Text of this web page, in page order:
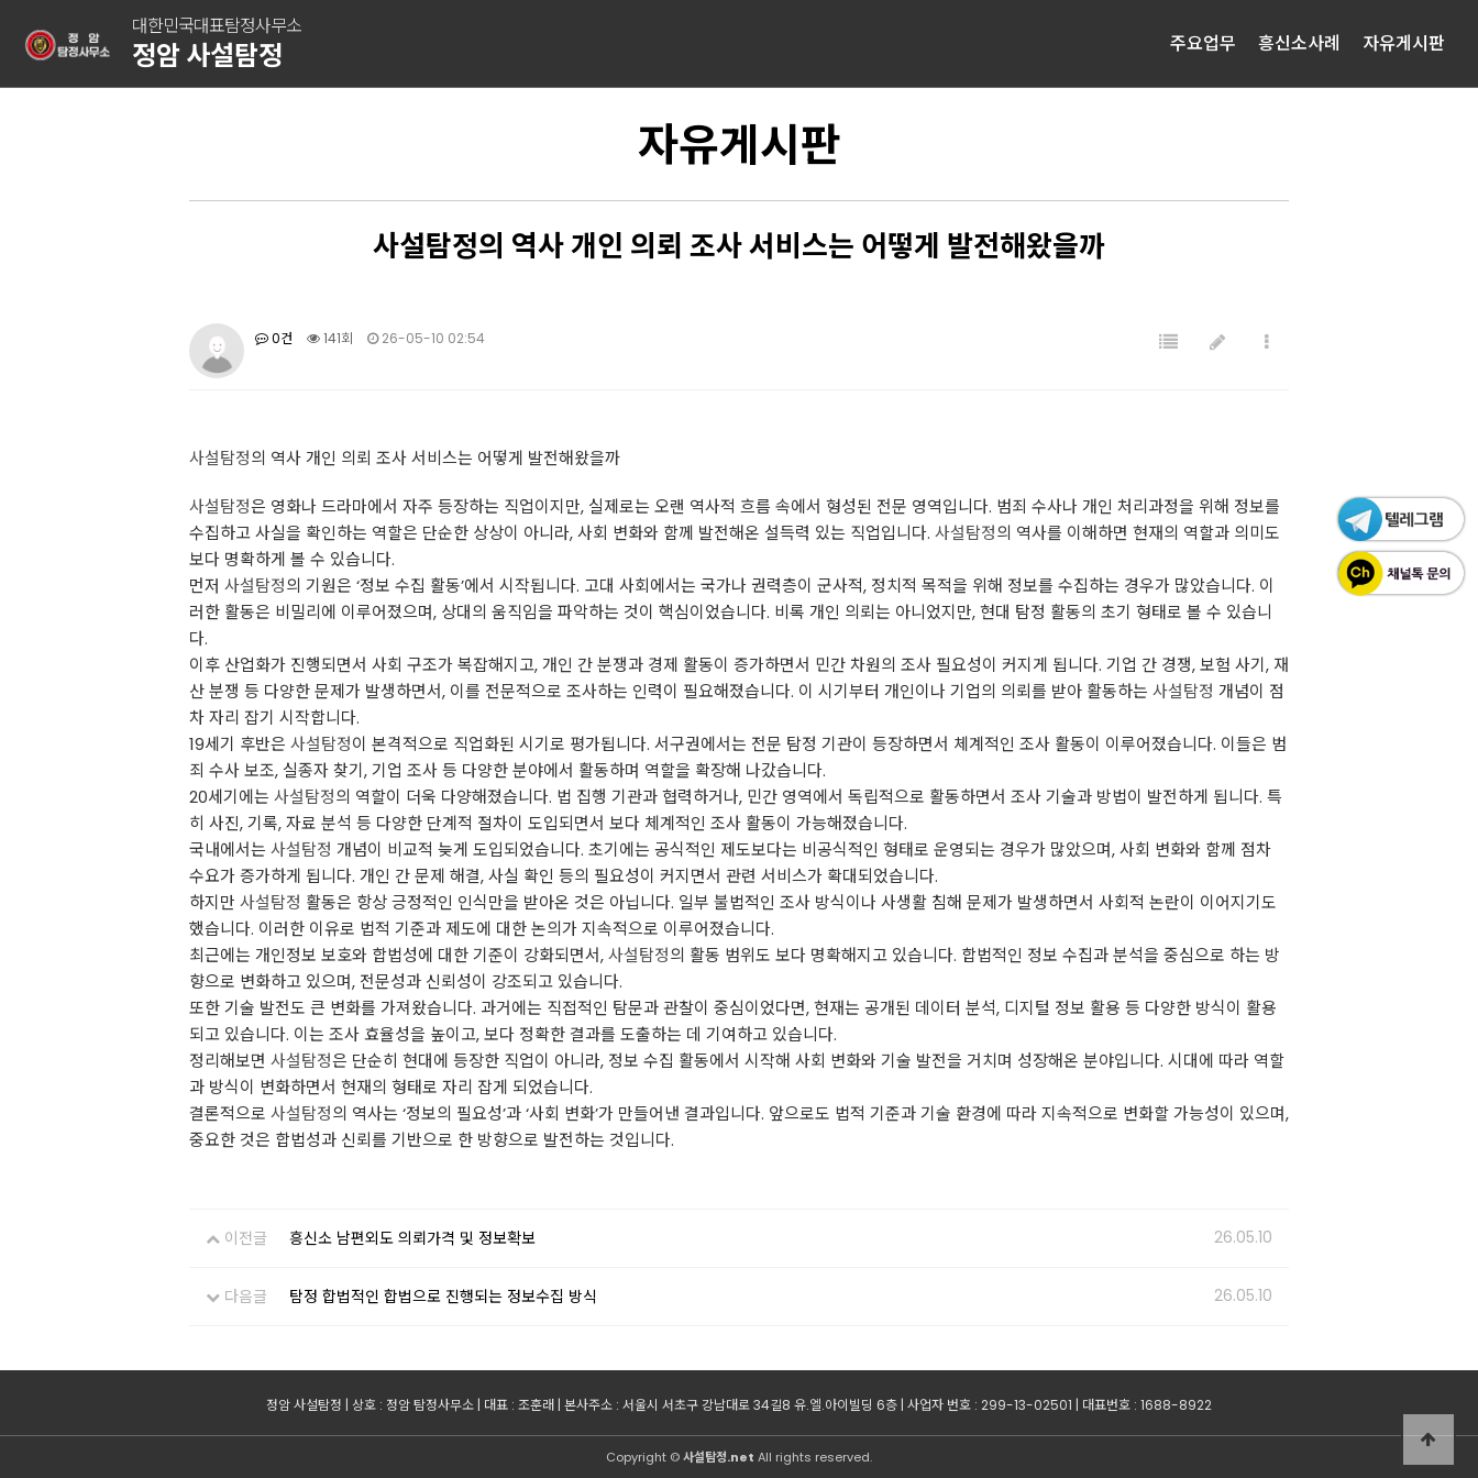
대한민국대표탐정사무소
정암 사설탐정 주요업무 흥신소사례 자유게시판
자유게시판
사설탐정의 역사 개인 의뢰 조사 서비스는 어떻게 발전해왔을까
0건 141회 26-05-10 02:54
사설탐정의 역사 개인 의뢰 조사 서비스는 어떻게 발전해왔을까
사설탐정은 영화나 드라마에서 자주 등장하는 직업이지만, 실제로는 오랜 역사적 흐름 속에서 형성된 전문 영역입니다. 범죄 수사나 개인 처리과정을 위해 정보를
수집하고 사실을 확인하는 역할은 단순한 상상이 아니라, 사회 변화와 함께 발전해온 설득력 있는 직업입니다. 사설탐정의 역사를 이해하면 현재의 역할과 의미도
보다 명확하게 볼 수 있습니다.
먼저 사설탐정의 기원은 ‘정보 수집 활동’에서 시작됩니다. 고대 사회에서는 국가나 권력층이 군사적, 정치적 목적을 위해 정보를 수집하는 경우가 많았습니다. 이
러한 활동은 비밀리에 이루어졌으며, 상대의 움직임을 파악하는 것이 핵심이었습니다. 비록 개인 의뢰는 아니었지만, 현대 탐정 활동의 초기 형태로 볼 수 있습니
다.
이후 산업화가 진행되면서 사회 구조가 복잡해지고, 개인 간 분쟁과 경제 활동이 증가하면서 민간 차원의 조사 필요성이 커지게 됩니다. 기업 간 경쟁, 보험 사기, 재
산 분쟁 등 다양한 문제가 발생하면서, 이를 전문적으로 조사하는 인력이 필요해졌습니다. 이 시기부터 개인이나 기업의 의뢰를 받아 활동하는 사설탐정 개념이 점
차 자리 잡기 시작합니다.
19세기 후반은 사설탐정이 본격적으로 직업화된 시기로 평가됩니다. 서구권에서는 전문 탐정 기관이 등장하면서 체계적인 조사 활동이 이루어졌습니다. 이들은 범
죄 수사 보조, 실종자 찾기, 기업 조사 등 다양한 분야에서 활동하며 역할을 확장해 나갔습니다.
20세기에는 사설탐정의 역할이 더욱 다양해졌습니다. 법 집행 기관과 협력하거나, 민간 영역에서 독립적으로 활동하면서 조사 기술과 방법이 발전하게 됩니다. 특
히 사진, 기록, 자료 분석 등 다양한 단계적 절차이 도입되면서 보다 체계적인 조사 활동이 가능해졌습니다.
국내에서는 사설탐정 개념이 비교적 늦게 도입되었습니다. 초기에는 공식적인 제도보다는 비공식적인 형태로 운영되는 경우가 많았으며, 사회 변화와 함께 점차
수요가 증가하게 됩니다. 개인 간 문제 해결, 사실 확인 등의 필요성이 커지면서 관련 서비스가 확대되었습니다.
하지만 사설탐정 활동은 항상 긍정적인 인식만을 받아온 것은 아닙니다. 일부 불법적인 조사 방식이나 사생활 침해 문제가 발생하면서 사회적 논란이 이어지기도
했습니다. 이러한 이유로 법적 기준과 제도에 대한 논의가 지속적으로 이루어졌습니다.
최근에는 개인정보 보호와 합법성에 대한 기준이 강화되면서,사설탐정의 활동 범위도 보다 명확해지고 있습니다. 합법적인 정보 수집과 분석을 중심으로 하는 방
향으로 변화하고 있으며, 전문성과 신뢰성이 강조되고 있습니다.
또한 기술 발전도 큰 변화를 가져왔습니다. 과거에는 직접적인 탐문과 관찰이 중심이었다면, 현재는 공개된 데이터 분석, 디지털 정보 활용 등 다양한 방식이 활용
되고 있습니다. 이는 조사 효율성을 높이고, 보다 정확한 결과를 도출하는 데 기여하고 있습니다.
정리해보면 사설탐정은 단순히 현대에 등장한 직업이 아니라, 정보 수집 활동에서 시작해 사회 변화와 기술 발전을 거치며 성장해온 분야입니다. 시대에 따라 역할
과 방식이 변화하면서 현재의 형태로 자리 잡게 되었습니다.
결론적으로 사설탐정의 역사는 ‘정보의 필요성’과 ‘사회 변화’가 만들어낸 결과입니다. 앞으로도 법적 기준과 기술 환경에 따라 지속적으로 변화할 가능성이 있으며,
중요한 것은 합법성과 신뢰를 기반으로 한 방향으로 발전하는 것입니다.
이전글 흥신소 남편외도 의뢰가격 및 정보확보 26.05.10
다음글 탐정 합법적인 합법으로 진행되는 정보수집 방식 26.05.10
정암 사설탐정 | 상호 : 정암 탐정사무소 | 대표 : 조훈래 | 본사주소 : 서울시 서초구 강남대로 34길8 유.엘.아이빌딩 6층 | 사업자 번호 : 299-13-02501 | 대표번호 : 1688-8922
Copyright ©사설탐정.net All rights reserved.